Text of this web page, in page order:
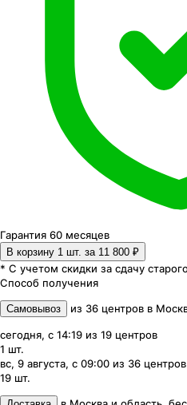
Гарантия 60 месяцев
В корзину 1 шт. за 11 800 ₽
* С учетом скидки за сдачу
Способ получения
Самовывоз из 36 центров в
сегодня, с 14:19 из 19 центров
1 шт.
вс, 9 августа, с 09:00 из 36 центров
19 шт.